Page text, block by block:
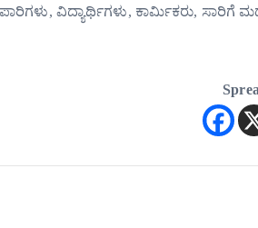
ವಿದ್ಯಾರ್ಥಿಗಳು, ಕಾರ್ಮಿಕರು, ಸಾರಿಗೆ